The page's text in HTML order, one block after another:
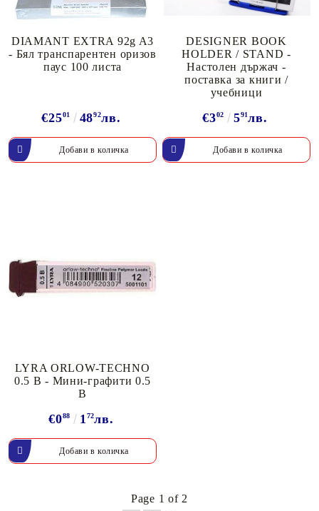
DIAMANT EXTRA 92g A3
- Бял транспарентен оризов
паус 100 листа
€2501 4892лв.
DESIGNER BOOK
HOLDER / STAND -
Настолен държач -
поставка за книги /
учебници
€302 591лв.
LYRA ORLOW-TECHNO
0.5 B - Мини-графити 0.5
B
€088 1 72лв.
Page 1 of 2